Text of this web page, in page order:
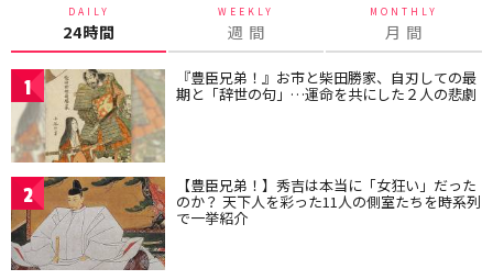
DAILY
24時間
WEEKLY
週 間
MONTHLY
月 間
1 『豊臣兄弟！』お市と柴田勝家、自刃しての最
期と「辞世の句」…運命を共にした２人の悲劇
2 【豊臣兄弟！】秀吉は本当に「女狂い」だった
のか？ 天下人を彩った11人の側室たちを時系列
で一挙紹介